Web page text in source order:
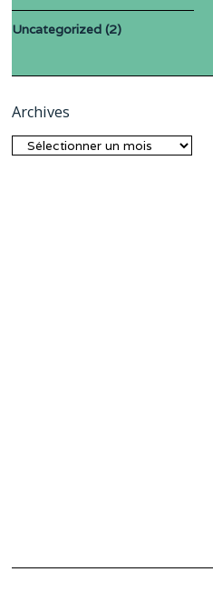
Uncategorized (2)
Archives
Archives